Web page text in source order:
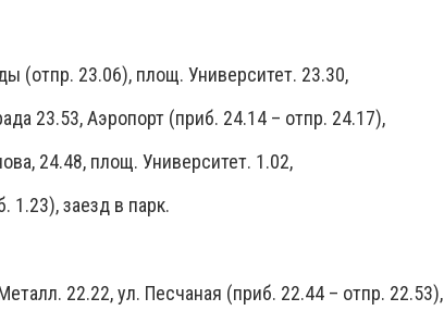
(отпр. 23.06), площ. Университет. 23.30,
23.53, Аэропорт (приб. 24.14 – отпр. 24.17),
24.48, площ. Университет. 1.02,
1.23), заезд в парк.
22.22, ул. Песчаная (приб. 22.44 – отпр. 22.53),